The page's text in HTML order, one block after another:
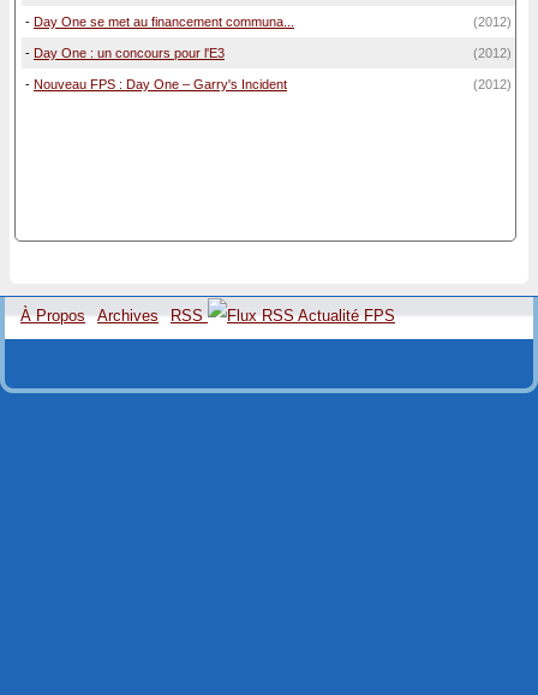
- Day One se met au financement communa... (2012)
- Day One : un concours pour l'E3 (2012)
- Nouveau FPS : Day One – Garry's Incident (2012)
À Propos Archives RSS